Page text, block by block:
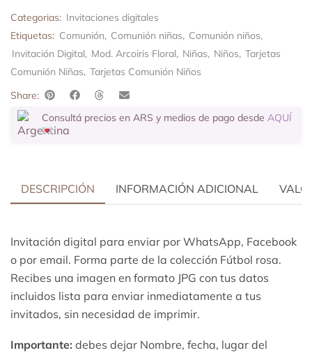
Categorias: Invitaciones digitales
Etiquetas: Comunión, Comunión niñas, Comunión niños,
Invitación Digital, Mod. Arcoiris Floral, Niñas, Niños, Tarjetas
Comunión Niñas, Tarjetas Comunión Niños
Share:
Consultá precios en ARS y medios de pago desde AQUÍ
DESCRIPCIÓN INFORMACIÓN ADICIONAL
Invitación digital para enviar por WhatsApp, Facebook
o por email. Forma parte de la colección Fútbol rosa.
Recibes una imagen en formato JPG con tus datos
incluidos lista para enviar inmediatamente a tus
invitados, sin necesidad de imprimir.
Importante: debes dejar Nombre, fecha, lugar del